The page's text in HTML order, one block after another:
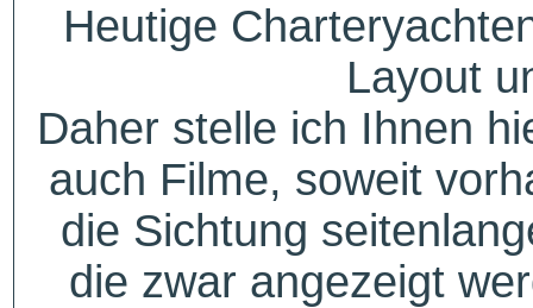
Heutige
Layout
Daher stelle ich Ihnen
auch Filme, soweit
die Sichtung
die zwar angezeigt